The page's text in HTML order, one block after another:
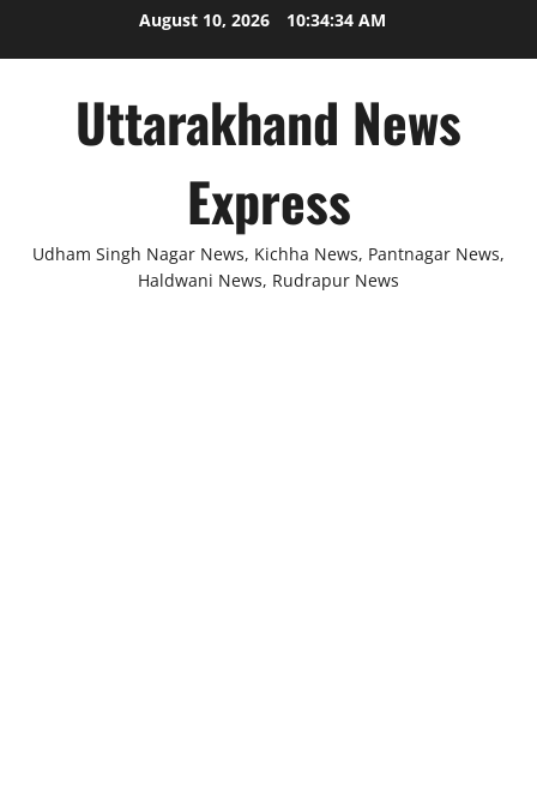
August 10, 2026 10:34:35 AM
Uttarakhand News
Express
Udham Singh Nagar News, Kichha News, Pantnagar News,
Haldwani News, Rudrapur News